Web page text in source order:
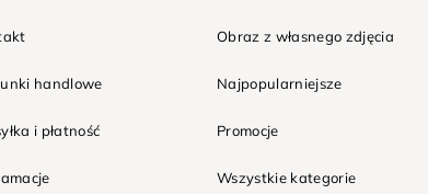
handlowe
i płatność
Obraz z własnego zdjęcia
Najpopularniejsze
Promocje
Wszystkie kategorie